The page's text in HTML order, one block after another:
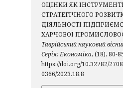
ОЦІНКИ ЯК
СТРАТЕГІЧНОГО
ДІЯЛЬНОСТІ
ХАРЧОВОЇ
Таврійський науковий
Серія: Економіка, (18), 80-
https://doi.org/10.32782/
0366/2023.18.8